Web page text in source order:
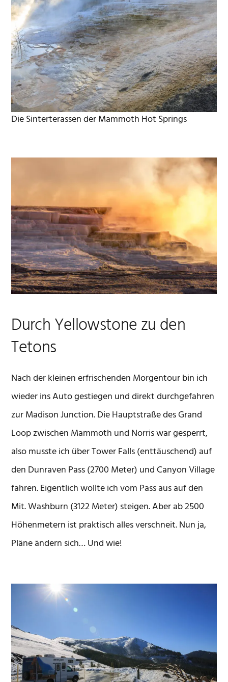
Die Sinterterassen der Mammoth Hot Springs
Durch Yellowstone zu den
Tetons
Nach der kleinen erfrischenden Morgentour bin ich
wieder ins Auto gestiegen und direkt durchgefahren
zur Madison Junction. Die Hauptstraße des Grand
Loop zwischen Mammoth und Norris war gesperrt,
also musste ich über Tower Falls (enttäuschend) auf
den Dunraven Pass (2700 Meter) und Canyon Village
fahren. Eigentlich wollte ich vom Pass aus auf den
Mit. Washburn (3122 Meter) steigen. Aber ab 2500
Höhenmetern ist praktisch alles verschneit. Nun ja,
Pläne ändern sich… Und wie!